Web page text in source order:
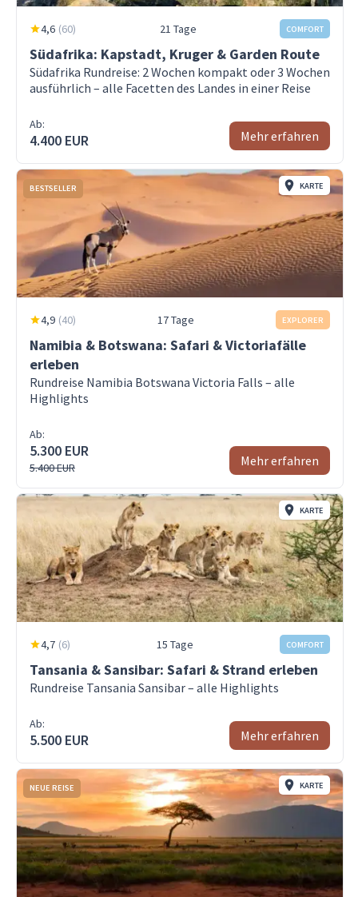
4,6 (60) 21 Tage COMFORT
Südafrika: Kapstadt, Kruger & Garden Route
Südafrika Rundreise: 2 Wochen kompakt oder 3 Wochen
ausführlich – alle Facetten des Landes in einer Reise
Ab:
4.400 EUR Mehr erfahren
BESTSELLER KARTE
4,9 (40) 17 Tage EXPLORER
Namibia & Botswana: Safari & Victoriafälle
erleben
Rundreise Namibia Botswana Victoria Falls – alle
Highlights
Ab:
5.300 EUR
5.400 EUR Mehr erfahren
KARTE
4,7 (6) 15 Tage COMFORT
Tansania & Sansibar: Safari & Strand erleben
Rundreise Tansania Sansibar – alle Highlights
Ab:
5.500 EUR Mehr erfahren
NEUE REISE KARTE